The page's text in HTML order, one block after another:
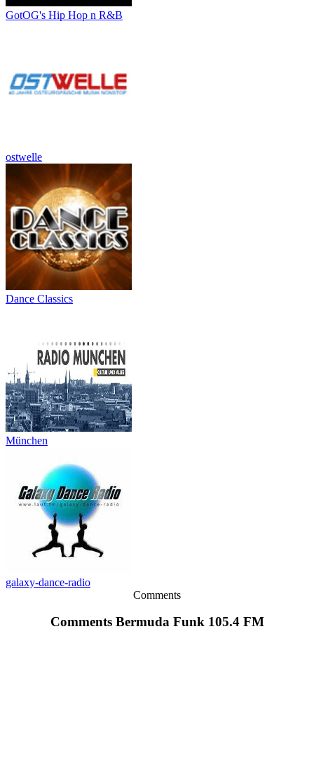
GotOG's Hip Hop n R&B
ostwelle
Dance Classics
München
galaxy-dance-radio
Comments
Comments Bermuda Funk 105.4 FM